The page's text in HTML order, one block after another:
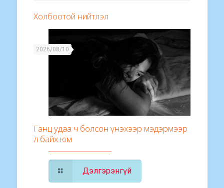
Холбоотой нийтлэл
2026/08/10
Ганц удаа ч болсон үнэхээр мэдэрмээр
л байх юм
Дэлгэрэнгүй